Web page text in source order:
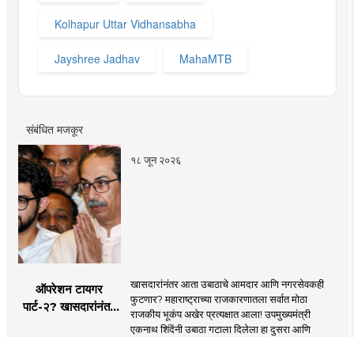
Kolhapur Uttar Vidhansabha
Jayshree Jadhav MahaMTB
संबंधित मजकूर
१८ जून २०२६
ऑपरेशन टायगर
पार्ट-२? खासदारांनंतर
खासदारांनंतर आता उबाठाचे आमदार आणि नगरसेवकही
फुटणार? महाराष्ट्राच्या राजकारणातला सर्वात मोठा
राजकीय भूकंप अखेर प्रत्यक्षात आला! उपमुख्यमंत्री
एकनाथ शिंदेंनी उबाठा गटाला दिलेला हा दुसरा आणि